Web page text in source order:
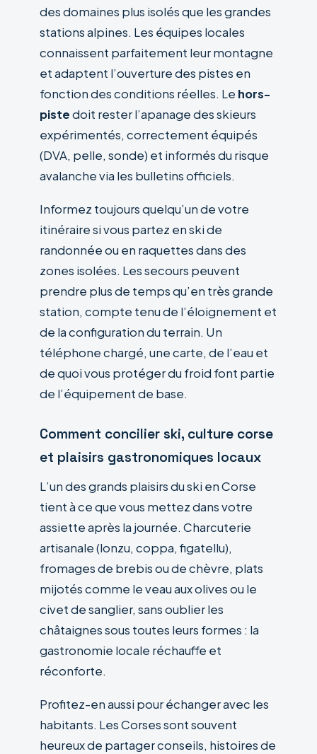
des domaines plus isolés que les grandes
stations alpines. Les équipes locales
connaissent parfaitement leur montagne
et adaptent l’ouverture des pistes en
fonction des conditions réelles. Le hors-
pistedoit rester l’apanage des skieurs
expérimentés, correctement équipés
(DVA, pelle, sonde) et informés du risque
avalanche via les bulletins officiels.
Informez toujours quelqu’un de votre
itinéraire si vous partez en ski de
randonnée ou en raquettes dans des
zones isolées. Les secours peuvent
prendre plus de temps qu’en très grande
station, compte tenu de l’éloignement et
de la configuration du terrain. Un
téléphone chargé, une carte, de l’eau et
de quoi vous protéger du froid font partie
de l’équipement de base.
Comment concilier ski, culture corse
et plaisirs gastronomiques locaux
L’un des grands plaisirs du ski en Corse
tient à ce que vous mettez dans votre
assiette après la journée. Charcuterie
artisanale (lonzu, coppa, figatellu),
fromages de brebis ou de chèvre, plats
mijotés comme le veau aux olives ou le
civet de sanglier, sans oublier les
châtaignes sous toutes leurs formes : la
gastronomie locale réchauffe et
réconforte.
Profitez-en aussi pour échanger avec les
habitants. Les Corses sont souvent
heureux de partager conseils, histoires de